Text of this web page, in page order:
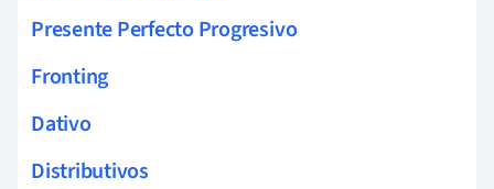
Presente Perfecto Progresivo
Fronting
Dativo
Distributivos